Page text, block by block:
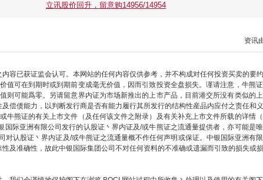
立讯股价回升，留意购14956/14954
资讯
已获证监会认可。本网站的任何内容仅供参考，并不构成对任何投资买卖的要
可在到期时或到期前变成毫无价值，因而引致投资全盘损失。谨请注意，牛熊
可能爲零。另请留意界内证为市场新推出的上市产品，目前港交所没有类似的
债能力，以判断发行商是否有能力履行其所发行的结构性産品内应付之责任和
熊证的有关上市文件（及任何该文件之附录）及有关补充上市文件所载的详情
际亚洲有限公司发行的认股证丶界内证及/或牛熊证之流通量提供者，亦可能是
认股证丶界内证及/或牛熊证之流通量概不作任何声明或保证。中银国际亚洲有
准确性，故此中银国际集团公司不对任何资料的不准确或遗漏而引致的损失或损